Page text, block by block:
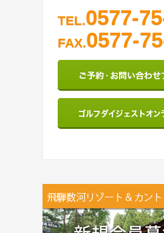
TEL.0577-
FAX.0577-